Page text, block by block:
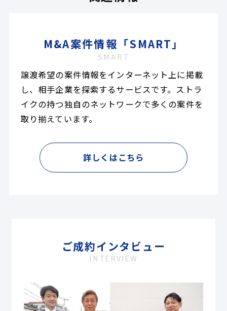
M&A案件情報「SMART」
SMART
譲渡希望の案件情報をインターネット上に掲載
し、相手企業を探索するサービスです。ストラ
イクの持つ独自のネットワークで多くの案件を
取り揃えています。
詳しくはこちら
ご成約インタビュー
INTERVIEW